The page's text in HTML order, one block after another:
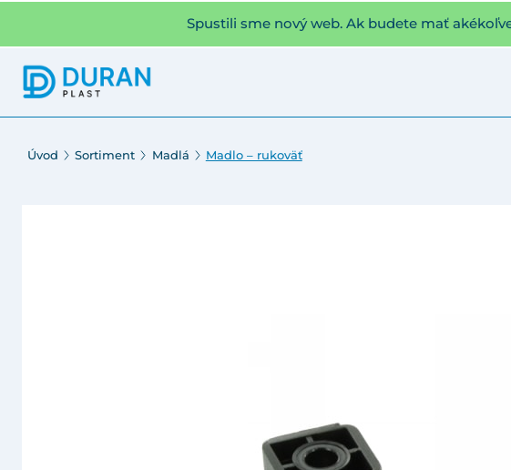
Spustili sme nový web. Ak budete mať
Úvod Sortiment Madlá Madlo – rukoväť